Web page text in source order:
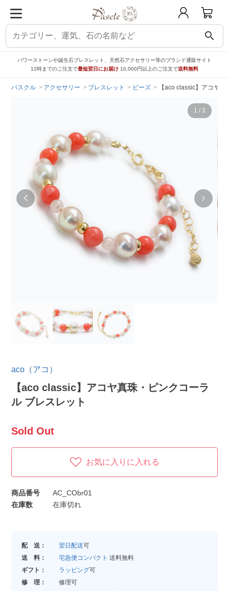
search
パワーストーンや誕生石ブレスレット、天然石アクセサリー等のブランド通販サイト
12時までのご注文で最短翌日にお届け 10,000円以上のご注文で送料無料
パスクル アクセサリー ブレスレット ビーズ 【aco classic】アコヤ
1 / 3
aco（アコ）
【aco classic】アコヤ真珠・ピンクコーラ
ル ブレスレット
Sold Out
お気に入りに入れる
商品番号
AC_CObr01
在庫数
在庫切れ
配 送： 翌日配送可
送 料：
宅急便コンパクト 送料無料
ギフト：
ラッピング可
修 理：
修理可